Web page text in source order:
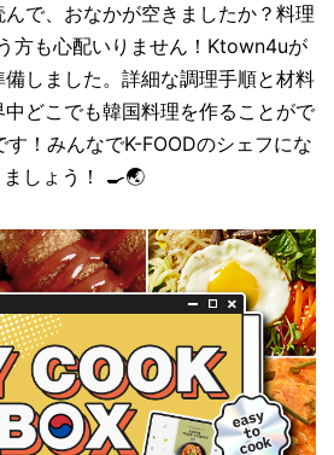
で、おなかが空きましたか？料理
方も心配いりません！Ktown4uが
しました。詳細な調理手順と材料
どこでも韓国料理を作ることがで
す！みんなでK-FOODのシェフにな
ましょう！ 🍳🌏